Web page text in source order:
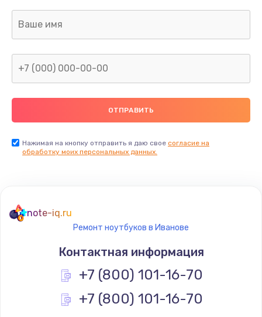
Нажимая на кнопку отправить я даю свое согласие на
обработку моих персональных данных.
note-iq.ru
Ремонт ноутбуков в Иванове
Контактная информация
+7 (800) 101-16-70
+7 (800) 101-16-70